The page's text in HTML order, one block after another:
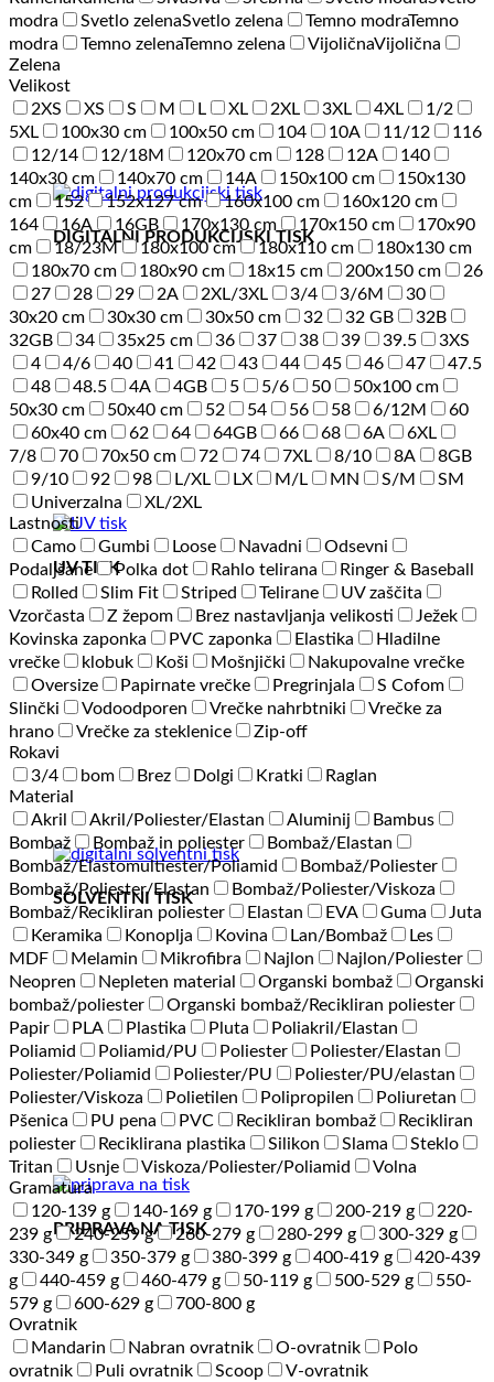
DIGITALNI PRODUKCIJSKI TISK
UV TISK
SOLVENTNI TISK
PRIPRAVA NA TISK
modra
Svetlo zelenaSvetlo zelena Temno modraTemno
modra
Temno zelenaTemno zelena VijoličnaVijolična
Zelena
Velikost
2XS
XS S M L XL 2XL 3XL 4XL
1/2
5XL
100x30 cm 100x50 cm 104 10A 11/12
116
12/14
12/18M 120x70 cm 128 12A
140
140x30 cm
140x70 cm 14A 150x100 cm
150x130
cm
152 152x127 cm 160x100 cm
160x120 cm
164
16A 16GB 170x130 cm 170x150 cm
170x90
cm
18/23M 180x100 cm 180x110 cm
180x130 cm
180x70 cm
180x90 cm 18x15 cm 200x150 cm
26
27
28 29 2A 2XL/3XL 3/4 3/6M
30
30x20 cm
30x30 cm 30x50 cm 32 32 GB
32B
32GB
34 35x25 cm 36 37 38 39 39.5
3XS
4
4/6 40 41 42 43 44 45 46 47
47.5
48
48.5 4A 4GB 5 5/6 50
50x100 cm
50x30 cm
50x40 cm 52 54 56 58 6/12M
60
60x40 cm
62 64 64GB 66 68 6A
6XL
7/8
70 70x50 cm 72 74 7XL 8/10 8A
8GB
9/10
92 98 L/XL LX M/L MN S/M
SM
Univerzalna
XL/2XL
Lastnosti
Camo
Gumbi Loose Navadni
Odsevni
Podaljšane
Polka dot Rahlo telirana
Ringer & Baseball
Rolled
Slim Fit Striped Telirane
UV zaščita
Vzorčasta
Z žepom Brez nastavljanja velikosti
Ježek
Kovinska zaponka
PVC zaponka Elastika
Hladilne
vrečke
klobuk Koši Mošnjički
Nakupovalne vrečke
Oversize
Papirnate vrečke Pregrinjala
S Cofom
Slinčki
Vodoodporen Vrečke nahrbtniki
Vrečke za
hrano
Vrečke za steklenice
Zip-off
Rokavi
3/4
bom Brez Dolgi Kratki
Raglan
Material
Akril
Akril/Poliester/Elastan Aluminij
Bambus
Bombaž
Bombaž in poliester
Bombaž/Elastan
Bombaž/Elastomultiester/Poliamid
Bombaž/Poliester
Bombaž/Poliester/Elastan
Bombaž/Poliester/Viskoza
Bombaž/Recikliran poliester
Elastan EVA Guma
Juta
Keramika
Konoplja Kovina Lan/Bombaž
Les
MDF
Melamin Mikrofibra Najlon
Najlon/Poliester
Neopren
Nepleten material Organski bombaž
Organski
bombaž/poliester
Organski bombaž/Recikliran poliester
Papir
PLA Plastika Pluta
Poliakril/Elastan
Poliamid
Poliamid/PU Poliester
Poliester/Elastan
Poliester/Poliamid
Poliester/PU
Poliester/PU/elastan
Poliester/Viskoza
Polietilen Polipropilen
Poliuretan
Pšenica
PU pena PVC Recikliran bombaž
Recikliran
poliester
Reciklirana plastika Silikon Slama
Steklo
Tritan
Usnje Viskoza/Poliester/Poliamid
Volna
Gramatura
120-139 g
140-169 g 170-199 g 200-219 g
220-
239 g
240-259 g 260-279 g 280-299 g
300-329 g
330-349 g
350-379 g 380-399 g 400-419 g
420-439
g
440-459 g 460-479 g 50-119 g 500-529 g
550-
579 g
600-629 g
700-800 g
Ovratnik
Mandarin
Nabran ovratnik O-ovratnik
Polo
ovratnik
Puli ovratnik Scoop
V-ovratnik